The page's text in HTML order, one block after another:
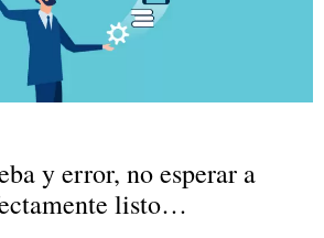
y error, no esperar a
listo…